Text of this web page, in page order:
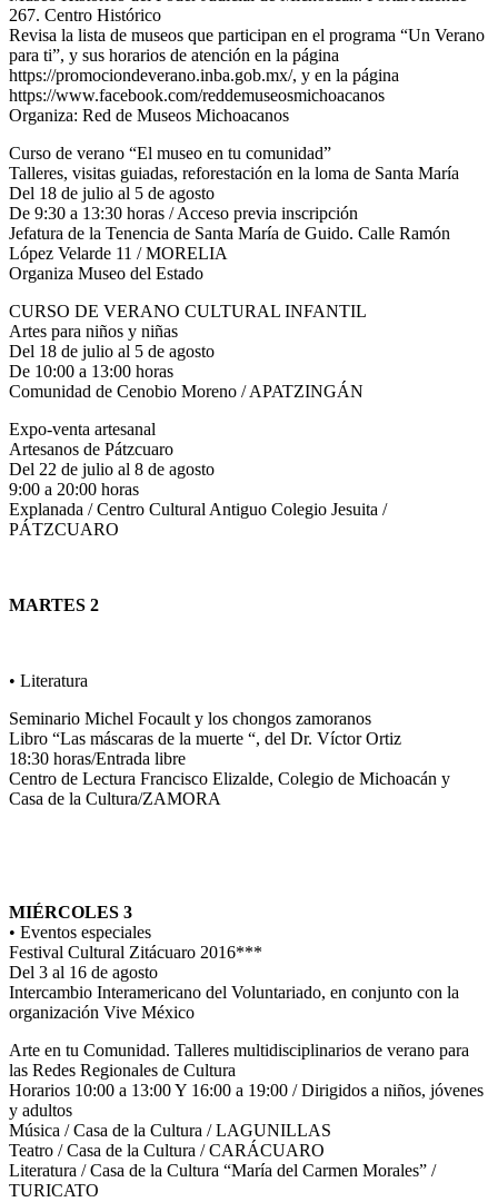
267. Centro Histórico
Revisa la lista de museos que participan en el programa “Un Verano
para ti”, y sus horarios de atención en la página
https://promociondeverano.inba.gob.mx/, y en la página
https://www.facebook.com/reddemuseosmichoacanos
Organiza: Red de Museos Michoacanos
Curso de verano “El museo en tu comunidad”
Talleres, visitas guiadas, reforestación en la loma de Santa María
Del 18 de julio al 5 de agosto
De 9:30 a 13:30 horas / Acceso previa inscripción
Jefatura de la Tenencia de Santa María de Guido. Calle Ramón
López Velarde 11 / MORELIA
Organiza Museo del Estado
CURSO DE VERANO CULTURAL INFANTIL
Artes para niños y niñas
Del 18 de julio al 5 de agosto
De 10:00 a 13:00 horas
Comunidad de Cenobio Moreno / APATZINGÁN
Expo-venta artesanal
Artesanos de Pátzcuaro
Del 22 de julio al 8 de agosto
9:00 a 20:00 horas
Explanada / Centro Cultural Antiguo Colegio Jesuita /
PÁTZCUARO
MARTES 2
• Literatura
Seminario Michel Focault y los chongos zamoranos
Libro “Las máscaras de la muerte “, del Dr. Víctor Ortiz
18:30 horas/Entrada libre
Centro de Lectura Francisco Elizalde, Colegio de Michoacán y
Casa de la Cultura/ZAMORA
MIÉRCOLES 3
• Eventos especiales
Festival Cultural Zitácuaro 2016***
Del 3 al 16 de agosto
Intercambio Interamericano del Voluntariado, en conjunto con la
organización Vive México
Arte en tu Comunidad. Talleres multidisciplinarios de verano para
las Redes Regionales de Cultura
Horarios 10:00 a 13:00 Y 16:00 a 19:00 / Dirigidos a niños, jóvenes
y adultos
Música / Casa de la Cultura / LAGUNILLAS
Teatro / Casa de la Cultura / CARÁCUARO
Literatura / Casa de la Cultura “María del Carmen Morales” /
TURICATO